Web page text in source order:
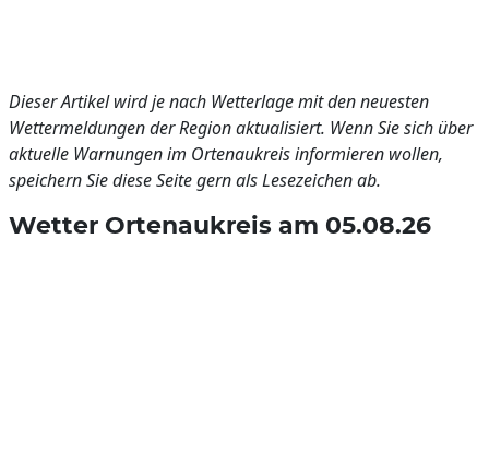
Dieser Artikel wird je nach Wetterlage mit den neuesten
Wettermeldungen der Region aktualisiert. Wenn Sie sich über
aktuelle Warnungen im Ortenaukreis informieren wollen,
speichern Sie diese Seite gern als Lesezeichen ab.
Wetter Ortenaukreis am 05.08.26